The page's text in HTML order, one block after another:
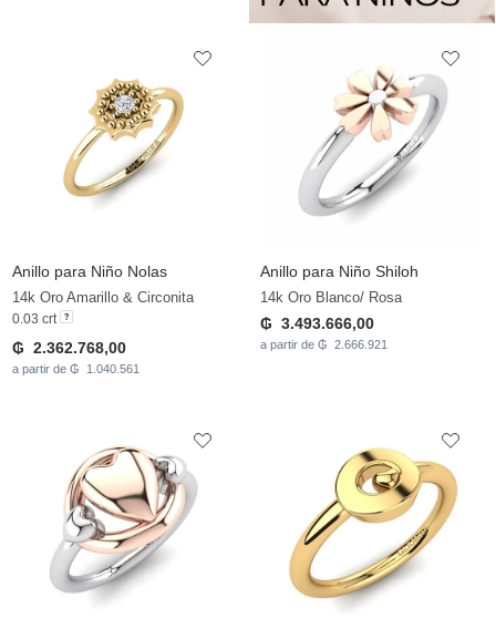
Anillo para Niño Nolas
14k Oro Amarillo & Circonita
0.03 crt
₲ 2.362.768,00
a partir de ₲ 1.040.561
Anillo para Niño Shiloh
14k Oro Blanco/ Rosa
₲ 3.493.666,00
a partir de ₲ 2.666.921